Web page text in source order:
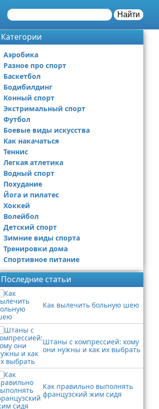
Найти
Категории
Аэробика
Разное про спорт
Баскетбол
Бодибилдинг
Конный спорт
Экстримальный спорт
Футбол
Боевые виды искусства
Как накачаться
Теннис
Легкая атлетика
Водный спорт
Похудание
Йога и пилатес
Хоккей
Волейбол
Детский спорт
Зимние виды спорта
Тренировки дома
Спортивное питание
Последние статьи
Как вылечить больную шею
Штаны с компрессией: кому
они нужны и как их выбрать
Как правильно выполнять
французский жим сидя